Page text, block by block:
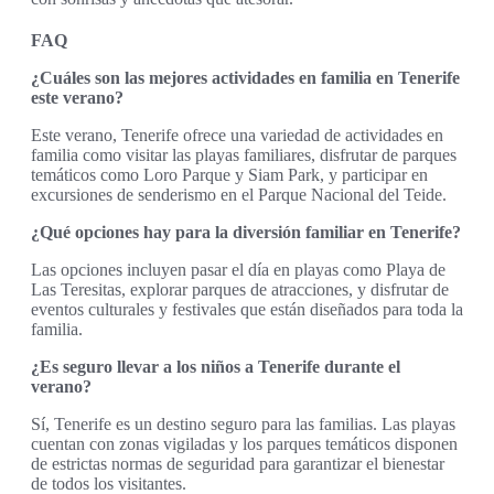
FAQ
¿Cuáles son las mejores actividades en familia en Tenerife
este verano?
Este verano, Tenerife ofrece una variedad de actividades en
familia como visitar las playas familiares, disfrutar de parques
temáticos como Loro Parque y Siam Park, y participar en
excursiones de senderismo en el Parque Nacional del Teide.
¿Qué opciones hay para la diversión familiar en Tenerife?
Las opciones incluyen pasar el día en playas como Playa de
Las Teresitas, explorar parques de atracciones, y disfrutar de
eventos culturales y festivales que están diseñados para toda la
familia.
¿Es seguro llevar a los niños a Tenerife durante el
verano?
Sí, Tenerife es un destino seguro para las familias. Las playas
cuentan con zonas vigiladas y los parques temáticos disponen
de estrictas normas de seguridad para garantizar el bienestar
de todos los visitantes.